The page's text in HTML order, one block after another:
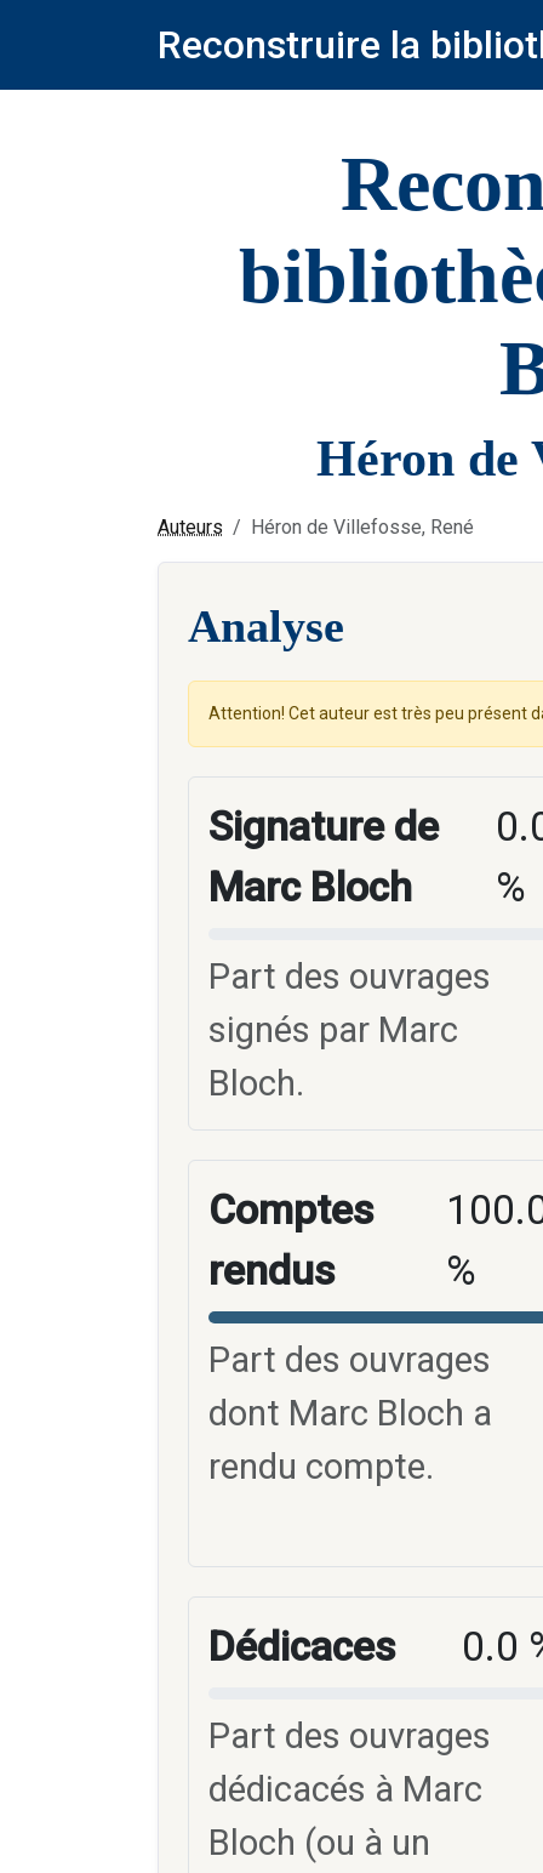
Reconstruire la
Héron de
Auteurs Héron de Villefosse, René
Analyse
Attention! Cet auteur est très peu présent
Signature de
Marc Bloch
%
Part des ouvrages
signés par Marc
Bloch.
Comptes
rendus
%
Part des ouvrages
dont Marc Bloch a
rendu compte.
Dédicaces 0.0
Part des ouvrages
dédicacés à Marc
Bloch (ou à un